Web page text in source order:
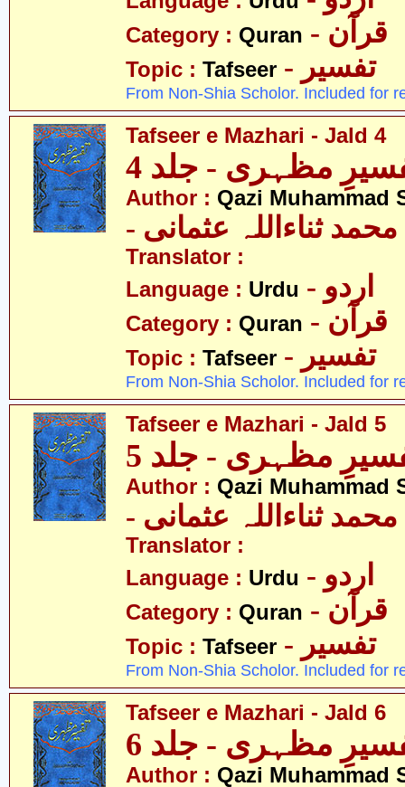
Category : Quran - قرآن
Topic : Tafseer - تفسیر
From Non-Shia Scholor. Included for
Tafseer e Mazhari - Jald 4
مظہری - جلد 4
Author : Qazi Muhammad
ثناءاللہ عثمانی
Translator :
Language : Urdu - اردو
Category : Quran - قرآن
Topic : Tafseer - تفسیر
From Non-Shia Scholor. Included for
Tafseer e Mazhari - Jald 5
مظہری - جلد 5
Author : Qazi Muhammad
ثناءاللہ عثمانی
Translator :
Language : Urdu - اردو
Category : Quran - قرآن
Topic : Tafseer - تفسیر
From Non-Shia Scholor. Included for
Tafseer e Mazhari - Jald 6
مظہری - جلد 6
Author : Qazi Muhammad